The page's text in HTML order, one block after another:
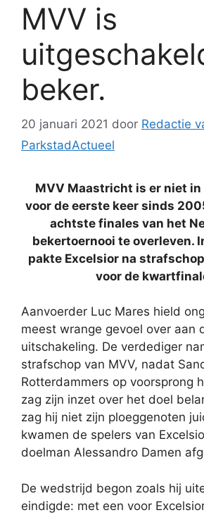
MVV is
beker.
20 januari 2021 door Redactie
ParkstadActueel
MVV Maastricht is er niet in
voor de eerste keer sinds
achtste finales van het
bekertoernooi te overleven.
pakte Excelsior na
voor de
Aanvoerder Luc Mares hield
meest wrange gevoel over aan
uitschakeling. De verdediger
strafschop van MVV, nadat
Rotterdammers op voorsprong
zag zijn inzet over het doel
zag hij niet zijn ploeggenoten
kwamen de spelers van
doelman Alessandro Damen
De wedstrijd begon zoals hij
eindigde: met een voor